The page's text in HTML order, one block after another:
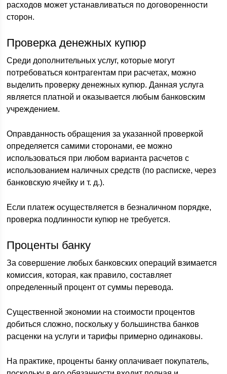
расходов может устанавливаться по договоренности
сторон.
Проверка денежных купюр
Среди дополнительных услуг, которые могут
потребоваться контрагентам при расчетах, можно
выделить проверку денежных купюр. Данная услуга
является платной и оказывается любым банковским
учреждением.
Оправданность обращения за указанной проверкой
определяется самими сторонами, ее можно
использоваться при любом варианта расчетов с
использованием наличных средств (по расписке, через
банковскую ячейку и т. д.).
Если платеж осуществляется в безналичном порядке,
проверка подлинности купюр не требуется.
Проценты банку
За совершение любых банковских операций взимается
комиссия, которая, как правило, составляет
определенный процент от суммы перевода.
Существенной экономии на стоимости процентов
добиться сложно, поскольку у большинства банков
расценки на услуги и тарифы примерно одинаковы.
На практике, проценты банку оплачивает покупатель,